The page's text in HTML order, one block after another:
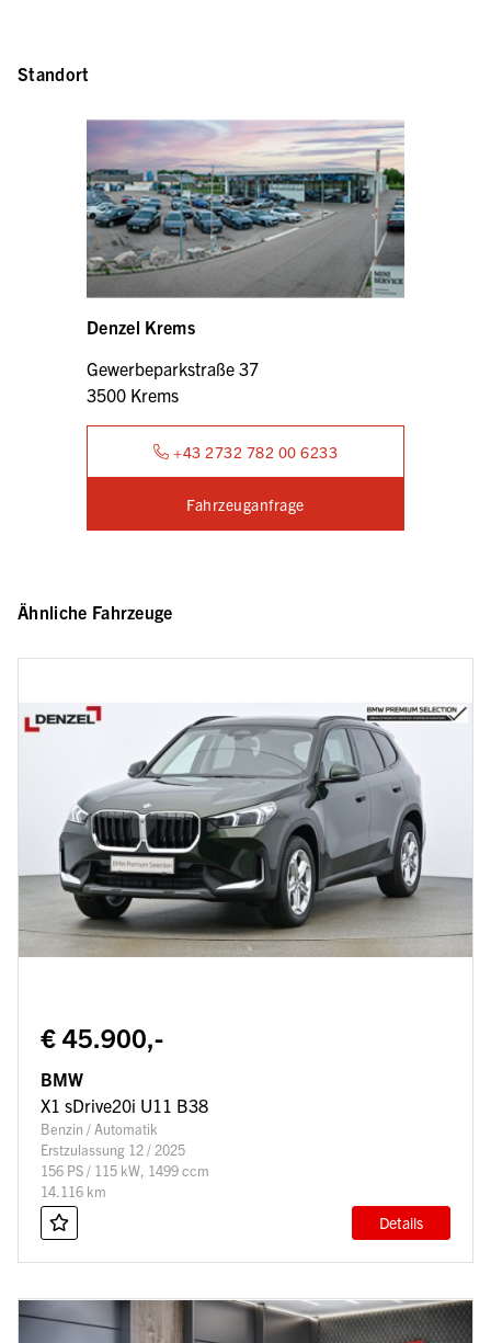
Standort
Denzel Krems
Gewerbeparkstraße 37
3500 Krems
+43 2732 782 00 6233
Fahrzeuganfrage
Ähnliche Fahrzeuge
€ 45.900,-
BMW
X1 sDrive20i U11 B38
Benzin / Automatik
Erstzulassung 12 / 2025
156 PS / 115 kW, 1499 ccm
14.116 km
Details